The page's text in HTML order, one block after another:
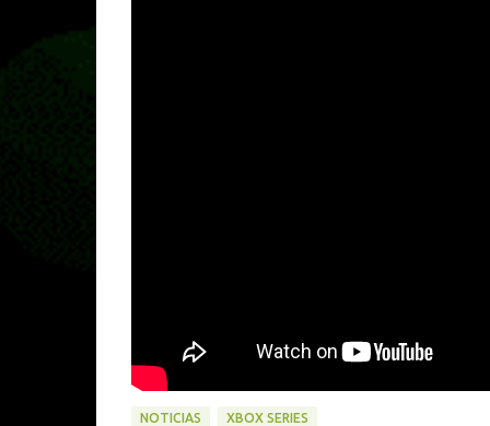
NOTICIAS XBOX SERIES